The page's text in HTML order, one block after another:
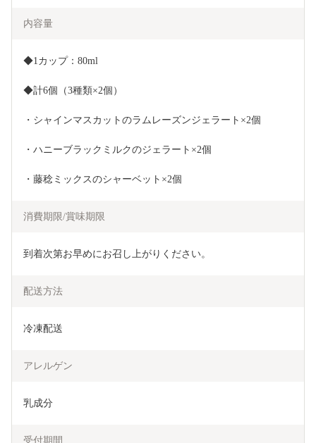
内容量
◆1カップ：80ml
◆計6個（3種類×2個）
・シャインマスカットのラムレーズンジェラート×2個
・ハニーブラックミルクのジェラート×2個
・藤稔ミックスのシャーベット×2個
消費期限/賞味期限
到着次第お早めにお召し上がりください。
配送方法
冷凍配送
アレルゲン
乳成分
受付期間